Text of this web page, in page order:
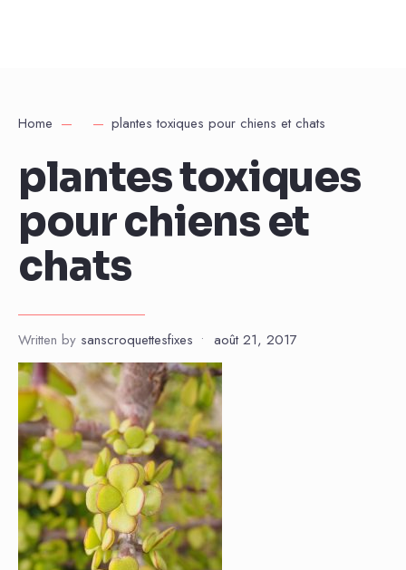
Home plantes toxiques pour chiens et chats
plantes toxiques
pour chiens et
chats
Written by sanscroquettesfixes • août 21, 2017